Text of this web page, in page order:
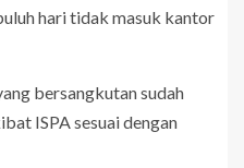
hari tidak masuk kantor
bersangkutan sudah
ISPA sesuai dengan